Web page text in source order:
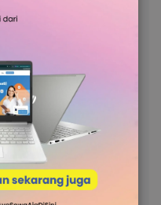
laptop